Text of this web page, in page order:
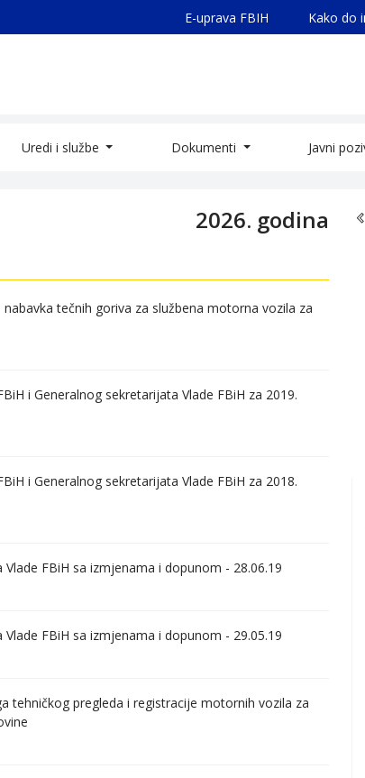
E-uprava FBIH Kako do
Uredi i službe Dokumenti Javni
2026. godina
tečnih goriva za službena motorna vozila za
i Generalnog sekretarijata Vlade FBiH za 2019.
i Generalnog sekretarijata Vlade FBiH za 2018.
FBiH sa izmjenama i dopunom - 28.06.19
FBiH sa izmjenama i dopunom - 29.05.19
tehničkog pregleda i registracije motornih vozila za